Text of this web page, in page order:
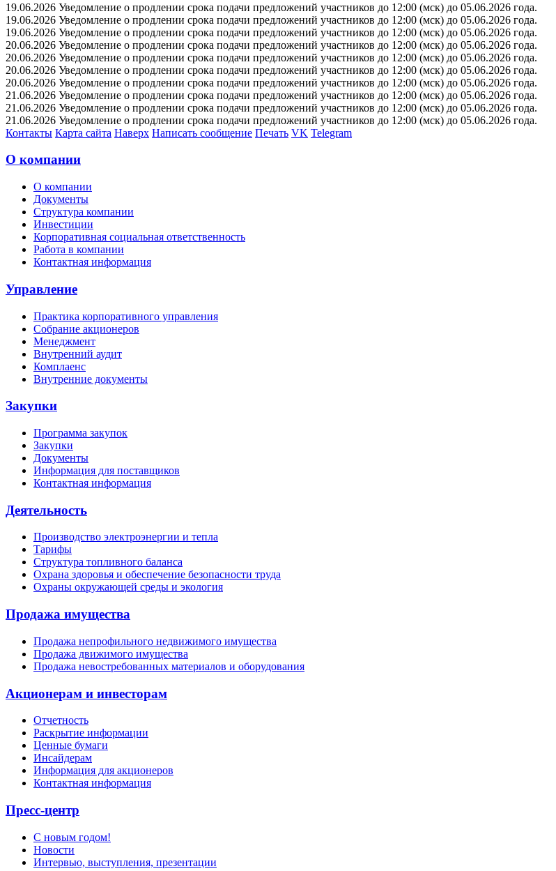
19.06.2026 Уведомление о продлении срока подачи предложений участников до 12:00 (мск) до 05.06.2026 года.
19.06.2026 Уведомление о продлении срока подачи предложений участников до 12:00 (мск) до 05.06.2026 года.
19.06.2026 Уведомление о продлении срока подачи предложений участников до 12:00 (мск) до 05.06.2026 года.
20.06.2026 Уведомление о продлении срока подачи предложений участников до 12:00 (мск) до 05.06.2026 года.
20.06.2026 Уведомление о продлении срока подачи предложений участников до 12:00 (мск) до 05.06.2026 года.
20.06.2026 Уведомление о продлении срока подачи предложений участников до 12:00 (мск) до 05.06.2026 года.
20.06.2026 Уведомление о продлении срока подачи предложений участников до 12:00 (мск) до 05.06.2026 года.
21.06.2026 Уведомление о продлении срока подачи предложений участников до 12:00 (мск) до 05.06.2026 года.
21.06.2026 Уведомление о продлении срока подачи предложений участников до 12:00 (мск) до 05.06.2026 года.
21.06.2026 Уведомление о продлении срока подачи предложений участников до 12:00 (мск) до 05.06.2026 года.
Контакты Карта сайта Наверх Написать сообщение Печать VK Telegram
О компании
О компании
Документы
Структура компании
Инвестиции
Корпоративная социальная ответственность
Работа в компании
Контактная информация
Управление
Практика корпоративного управления
Собрание акционеров
Менеджмент
Внутренний аудит
Комплаенс
Внутренние документы
Закупки
Программа закупок
Закупки
Документы
Информация для поставщиков
Контактная информация
Деятельность
Производство электроэнергии и тепла
Тарифы
Структура топливного баланса
Охрана здоровья и обеспечение безопасности труда
Охраны окружающей среды и экология
Продажа имущества
Продажа непрофильного недвижимого имущества
Продажа движимого имущества
Продажа невостребованных материалов и оборудования
Акционерам и инвесторам
Отчетность
Раскрытие информации
Ценные бумаги
Инсайдерам
Информация для акционеров
Контактная информация
Пресс-центр
С новым годом!
Новости
Интервью, выступления, презентации